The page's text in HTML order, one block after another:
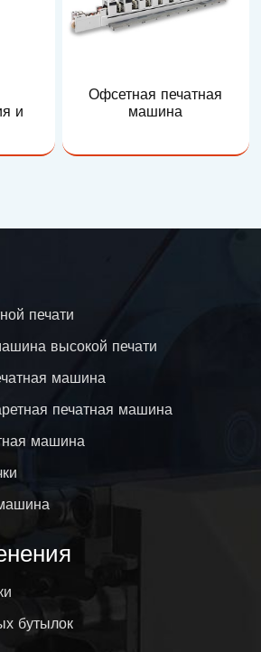
и
Офсетная печатная
машина
печати
высокой печати
машина
печатная машина
машина
бутылок